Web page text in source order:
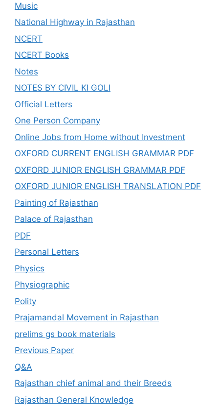
Music
National Highway in Rajasthan
NCERT
NCERT Books
Notes
NOTES BY CIVIL KI GOLI
Official Letters
One Person Company
Online Jobs from Home without Investment
OXFORD CURRENT ENGLISH GRAMMAR PDF
OXFORD JUNIOR ENGLISH GRAMMAR PDF
OXFORD JUNIOR ENGLISH TRANSLATION PDF
Painting of Rajasthan
Palace of Rajasthan
PDF
Personal Letters
Physics
Physiographic
Polity
Prajamandal Movement in Rajasthan
prelims gs book materials
Previous Paper
Q&A
Rajasthan chief animal and their Breeds
Rajasthan General Knowledge